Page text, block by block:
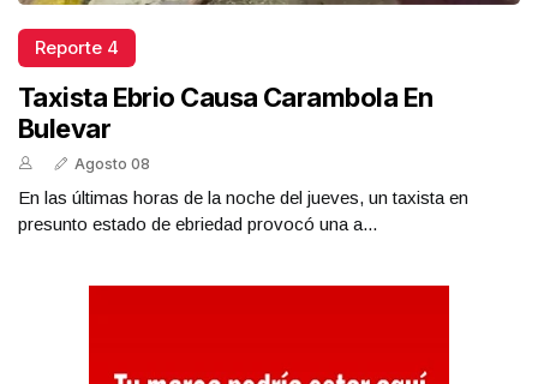
Reporte 4
Taxista Ebrio Causa Carambola En
Bulevar
Agosto 08
En las últimas horas de la noche del jueves, un taxista en
presunto estado de ebriedad provocó una a...